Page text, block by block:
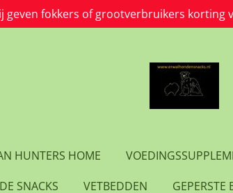
geven fokkers of grootverbruikers korting
HUNTERS HOME
SNACKS VETBEDDEN GEPERSTE